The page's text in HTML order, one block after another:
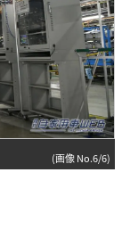
(画像 No.6/6)